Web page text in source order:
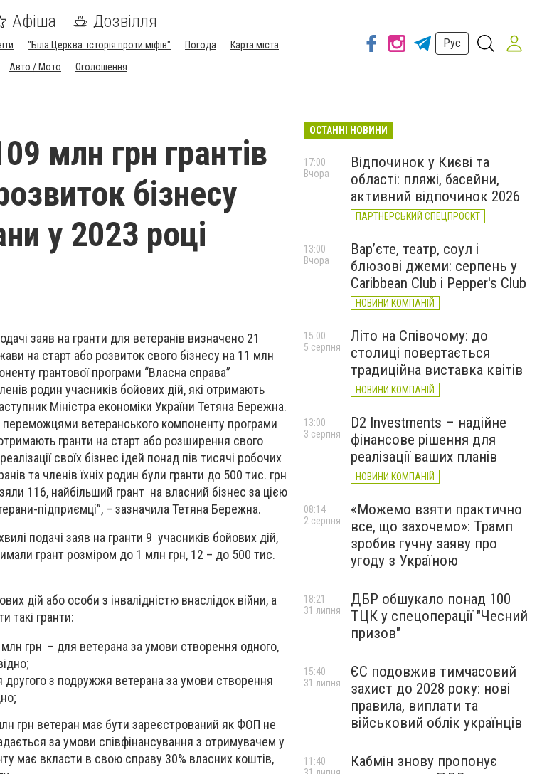
Афіша Дозвілля
"Біла Церква: історія проти міфів" Погода
Карта міста
Авто / Мото Оголошення
Рус
млн грн грантів
бізнесу
у 2023 році
заяв на гранти для ветеранів визначено 21
на старт або розвиток свого бізнесу на 11 млн
грантової програми “Власна справа”
родин учасників бойових дій, які отримають
Міністра економіки України Тетяна Бережна.
переможцями ветеранського компоненту програми
гранти на старт або розширення свого
своїх бізнес ідей понад пів тисячі робочих
та членів їхніх родин були гранти до 500 тис. грн
116, найбільший грант на власний бізнес за цією
підприємці”, – зазначила Тетяна Бережна.
подачі заяв на гранти 9 учасників бойових дій,
грант розміром до 1 млн грн, 12 – до 500 тис.
дій або особи з інвалідністю внаслідок війни, а
такі гранти:
грн – для ветерана за умови створення одного,
другого з подружжя ветерана за умови створення
грн ветеран має бути зареєстрований як ФОП не
за умови співфінансування з отримувачем у
має вкласти в свою справу 30% власних коштів,
ОСТАННІ НОВИНИ
Відпочинок у Києві та
області: пляжі, басейни,
активний відпочинок 2026
ПАРТНЕРСЬКИЙ СПЕЦПРОЄКТ
17:00
Вчора
Вар’єте, театр, соул і
блюзові джеми: серпень у
Caribbean Club і Pepper's Club
НОВИНИ КОМПАНІЙ
13:00
Вчора
Літо на Співочому: до
столиці повертається
традиційна виставка квітів
НОВИНИ КОМПАНІЙ
15:00
5 серпня
D2 Investments – надійне
фінансове рішення для
реалізації ваших планів
НОВИНИ КОМПАНІЙ
13:00
3 серпня
«Можемо взяти практично
все, що захочемо»: Трамп
зробив гучну заяву про
угоду з Україною
08:14
2 серпня
ДБР обшукало понад 100
ТЦК у спецоперації "Чесний
призов"
18:21
31 липня
ЄС подовжив тимчасовий
захист до 2028 року: нові
правила, виплати та
військовий облік українців
15:40
31 липня
Кабмін знову пропонує
11:40